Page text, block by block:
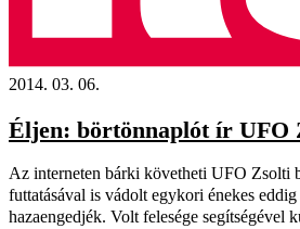
2014. 03. 06.
Éljen: börtönnaplót ír UFO
Az interneten bárki követheti UFO Zsolti
futtatásával is vádolt egykori énekes
hazaengedjék. Volt felesége segítségével